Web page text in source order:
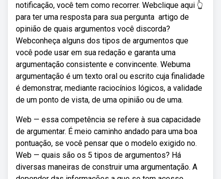
notificação, você tem como recorrer. Webclique aqui 👆
para ter uma resposta para sua pergunta ️ artigo de
opinião de quais argumentos você discorda?
Webconheça alguns dos tipos de argumentos que
você pode usar em sua redação e garanta uma
argumentação consistente e convincente. Webuma
argumentação é um texto oral ou escrito cuja finalidade
é demonstrar, mediante raciocínios lógicos, a validade
de um ponto de vista, de uma opinião ou de uma.
Web — essa competência se refere à sua capacidade
de argumentar. É meio caminho andado para uma boa
pontuação, se você pensar que o modelo exigido no.
Web — quais são os 5 tipos de argumentos? Há
diversas maneiras de construir uma argumentação. A